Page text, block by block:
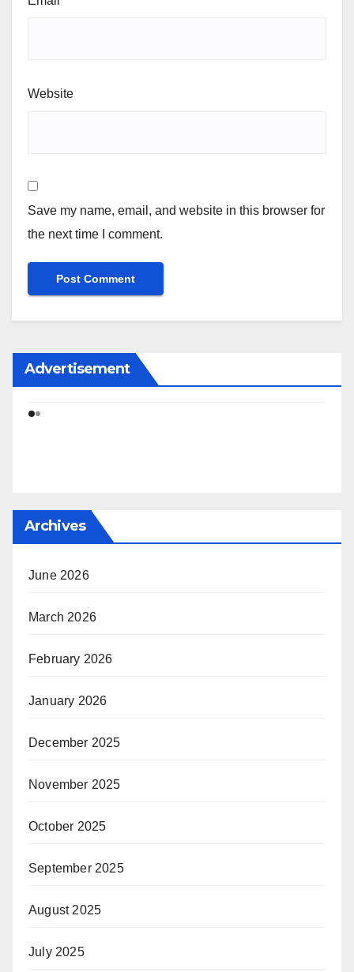
Website
Save my name, email, and website in this browser for
the next time I comment.
Advertisement
Archives
June 2026
March 2026
February 2026
January 2026
December 2025
November 2025
October 2025
September 2025
August 2025
July 2025